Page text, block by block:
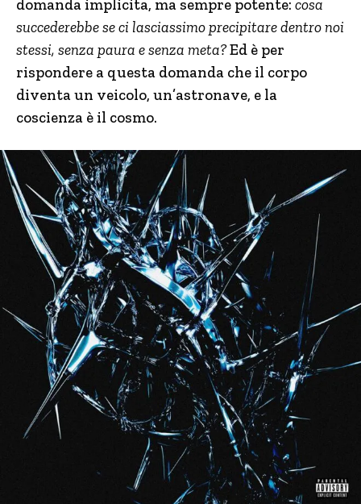
domanda implicita, ma sempre potente: cosa
succederebbe se ci lasciassimo precipitare dentro noi
stessi, senza paura e senza meta?Ed è per
rispondere a questa domanda che il corpo
diventa un veicolo, un’astronave, e la
coscienza è il cosmo.